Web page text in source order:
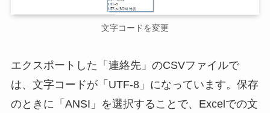
文字コードを変更
エクスポートした「連絡先」のCSVファイルで
は、文字コードが「UTF-8」になっています。保存
のときに「ANSI」を選択することで、Excelでの文